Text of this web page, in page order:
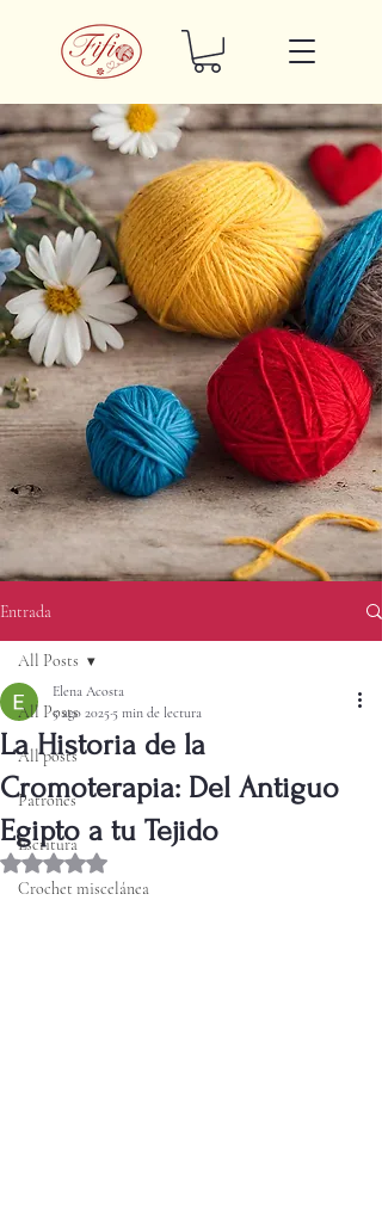
Entrada
All Posts
All posts
Patrones
Escritura
Crochet miscelánea
All Posts
La Historia de la
Cromoterapia: Del Antiguo
Egipto a tu Tejido
Elena Acosta
5 ago 20255 min de lectura
Obtuvo NaN de 5 estrellas.